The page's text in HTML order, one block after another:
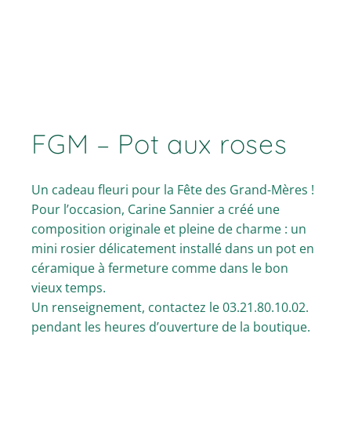
FGM – Pot aux roses
Un cadeau fleuri pour la Fête des Grand-Mères !
Pour l’occasion, Carine Sannier a créé une
composition originale et pleine de charme : un
mini rosier délicatement installé dans un pot en
céramique à fermeture comme dans le bon
vieux temps.
Un renseignement, contactez le 03.21.80.10.02.
pendant les heures d’ouverture de la boutique.